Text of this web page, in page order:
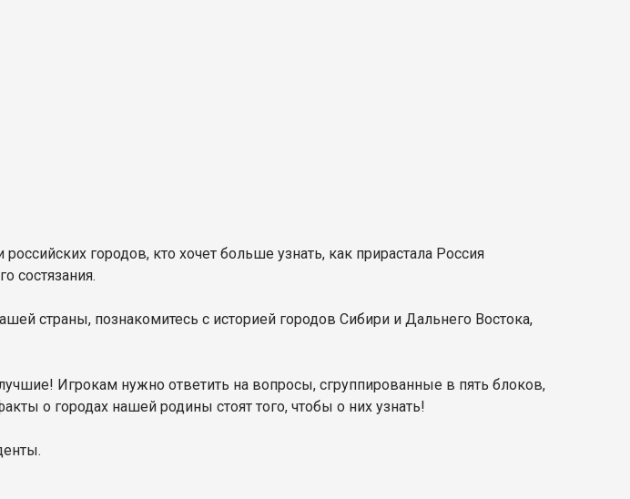
городов, кто хочет больше узнать, как прирастала Россия
состязания.
страны, познакомитесь с историей городов Сибири и Дальнего Востока,
Игрокам нужно ответить на вопросы, сгруппированные в пять блоков,
о городах нашей родины стоят того, чтобы о них узнать!